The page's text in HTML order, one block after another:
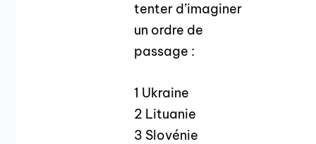
tenter d’imaginer
un ordre de
passage :
1 Ukraine
2 Lituanie
3 Slovénie